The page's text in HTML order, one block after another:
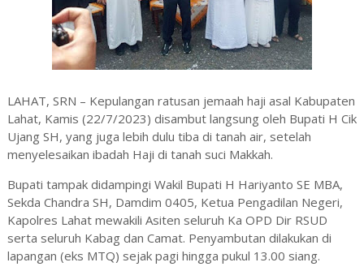
LAHAT, SRN – Kepulangan ratusan jemaah haji asal Kabupaten
Lahat, Kamis (22/7/2023) disambut langsung oleh Bupati H Cik
Ujang SH, yang juga lebih dulu tiba di tanah air, setelah
menyelesaikan ibadah Haji di tanah suci Makkah.
Bupati tampak didampingi Wakil Bupati H Hariyanto SE MBA,
Sekda Chandra SH, Damdim 0405, Ketua Pengadilan Negeri,
Kapolres Lahat mewakili Asiten seluruh Ka OPD Dir RSUD
serta seluruh Kabag dan Camat. Penyambutan dilakukan di
lapangan (eks MTQ) sejak pagi hingga pukul 13.00 siang.